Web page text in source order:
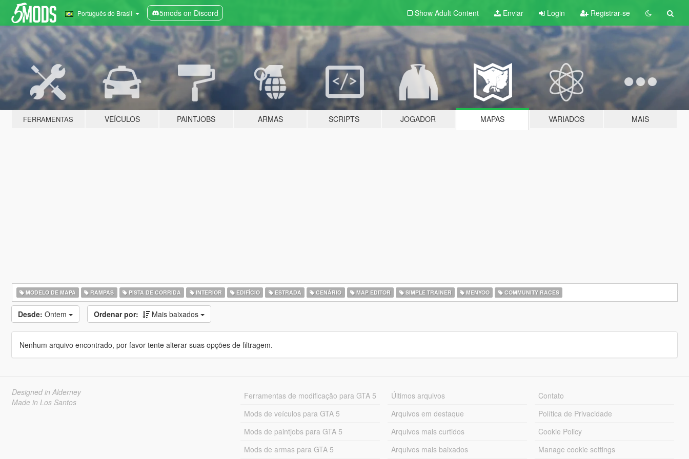
Português do Brasil 5mods on Discord Show Adult Content Enviar Login Registrar-se
FERRAMENTAS VEÍCULOS PAINTJOBS ARMAS SCRIPTS JOGADOR MAPAS VARIADOS MAIS
MODELO DE MAPA RAMPAS PISTA DE CORRIDA INTERIOR EDIFÍCIO ESTRADA CENÁRIO MAP EDITOR SIMPLE TRAINER MENYOO COMMUNITY RACES
Desde: Ontem Ordenar por: Mais baixados
Nenhum arquivo encontrado, por favor tente alterar suas opções de filtragem.
Designed in Alderney
Made in Los Santos
Ferramentas de modificação para GTA 5
Mods de veículos para GTA 5
Mods de paintjobs para GTA 5
Mods de armas para GTA 5
Últimos arquivos
Arquivos em destaque
Arquivos mais curtidos
Arquivos mais baixados
Contato
Política de Privacidade
Cookie Policy
Manage cookie settings